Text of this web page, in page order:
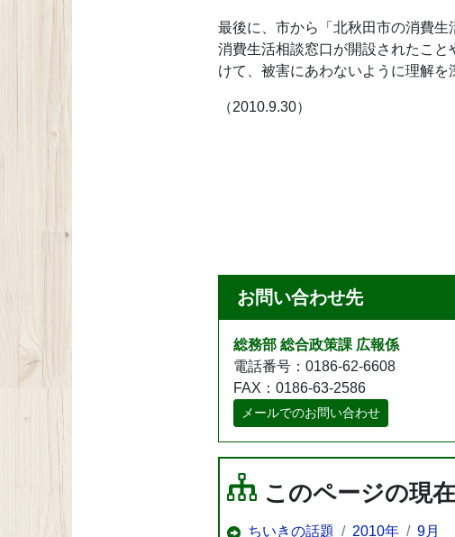
最後に、市から「北秋田市の消費
消費生活相談窓口が開設されたこ
けて、被害にあわないように理解を
（2010.9.30）
お問い合わせ先
総務部 総合政策課 広報係
電話番号：0186-62-6608
FAX：0186-63-2586
メールでのお問い合わせ
このページの現
ちいきの話題 2010年 9月